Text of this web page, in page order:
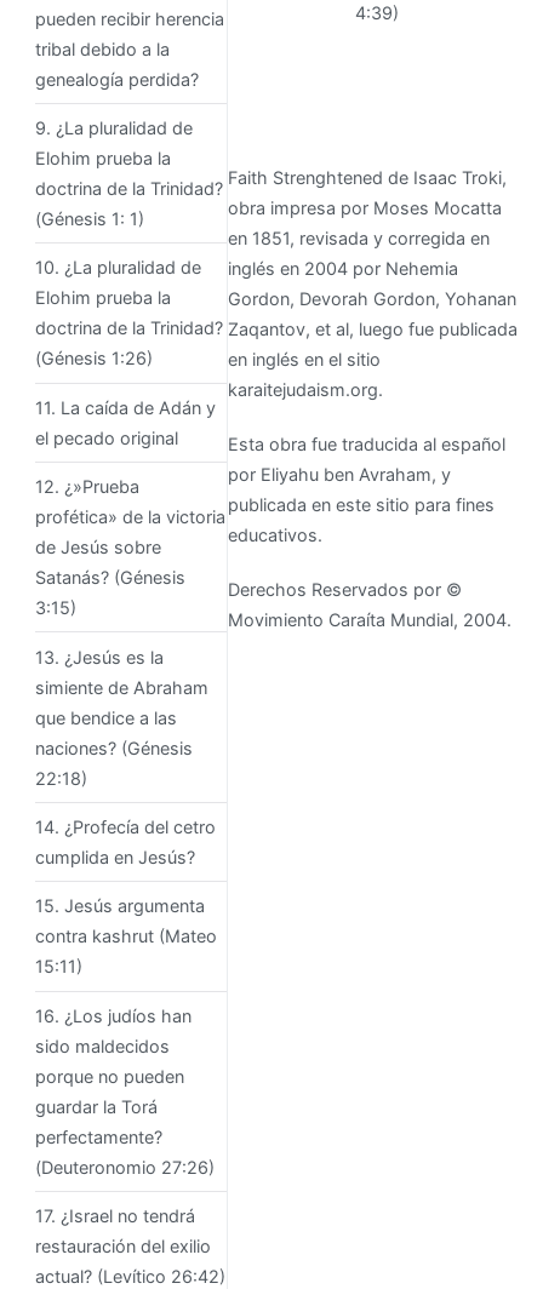
4:39)
Faith Strenghtened de Isaac Troki,
obra impresa por Moses Mocatta
en 1851, revisada y corregida en
inglés en 2004 por Nehemia
Gordon, Devorah Gordon, Yohanan
Zaqantov, et al, luego fue publicada
en inglés en el sitio
karaitejudaism.org.
Esta obra fue traducida al español
por Eliyahu ben Avraham, y
publicada en este sitio para fines
educativos.
Derechos Reservados por ©
Movimiento Caraíta Mundial, 2004.
pueden recibir herencia
tribal debido a la
genealogía perdida?
9. ¿La pluralidad de
Elohim prueba la
doctrina de la Trinidad?
(Génesis 1: 1)
10. ¿La pluralidad de
Elohim prueba la
doctrina de la Trinidad?
(Génesis 1:26)
11. La caída de Adán y
el pecado original
12. ¿»Prueba
profética» de la victoria
de Jesús sobre
Satanás? (Génesis
3:15)
13. ¿Jesús es la
simiente de Abraham
que bendice a las
naciones? (Génesis
22:18)
14. ¿Profecía del cetro
cumplida en Jesús?
15. Jesús argumenta
contra kashrut (Mateo
15:11)
16. ¿Los judíos han
sido maldecidos
porque no pueden
guardar la Torá
perfectamente?
(Deuteronomio 27:26)
17. ¿Israel no tendrá
restauración del exilio
actual? (Levítico 26:42)